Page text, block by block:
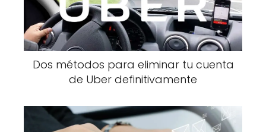
Dos métodos para eliminar tu cuenta
de Uber definitivamente